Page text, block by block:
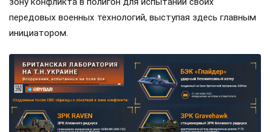
передовых военных технологий, выступая здесь главным
инициатором.